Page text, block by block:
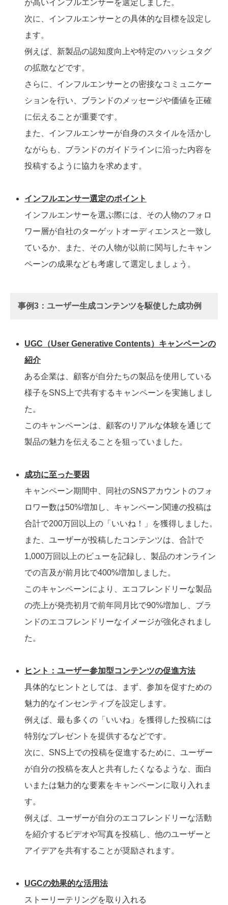
が高いインフルエンサーを選定しました。
次に、インフルエンサーとの具体的な目標を設定し
ます。
例えば、新製品の認知度向上や特定のハッシュタグ
の拡散などです。
さらに、インフルエンサーとの密接なコミュニケー
ションを行い、ブランドのメッセージや価値を正確
に伝えることが重要です。
また、インフルエンサーが自身のスタイルを活かし
ながらも、ブランドのガイドラインに沿った内容を
投稿するように協力を求めます。
インフルエンサー選定のポイント
インフルエンサーを選ぶ際には、その人物のフォロ
ワー層が自社のターゲットオーディエンスと一致し
ているか、また、その人物が以前に関与したキャン
ペーンの成果なども考慮して選定しましょう。
事例3：ユーザー生成コンテンツを駆使した成功例
UGC（User Generative Contents）キャンペーンの
紹介
ある企業は、顧客が自分たちの製品を使用している
様子をSNS上で共有するキャンペーンを実施しまし
た。
このキャンペーンは、顧客のリアルな体験を通じて
製品の魅力を伝えることを狙っていました。
成功に至った要因
キャンペーン期間中、同社のSNSアカウントのフォ
ロワー数は50%増加し、キャンペーン関連の投稿は
合計で200万回以上の「いいね！」を獲得しました。
また、ユーザーが投稿したコンテンツは、合計で
1,000万回以上のビューを記録し、製品のオンライン
での言及が前月比で400%増加しました。
このキャンペーンにより、エコフレンドリーな製品
の売上が発売初月で前年同月比で90%増加し、ブラ
ンドのエコフレンドリーなイメージが強化されまし
た。
ヒント：ユーザー参加型コンテンツの促進方法
具体的なヒントとしては、まず、参加を促すための
魅力的なインセンティブを設定します。
例えば、最も多くの「いいね」を獲得した投稿には
特別なプレゼントを提供するなどです。
次に、SNS上での投稿を促進するために、ユーザー
が自分の投稿を友人と共有したくなるような、面白
いまたは魅力的な要素をキャンペーンに取り入れま
す。
例えば、ユーザーが自分のエコフレンドリーな活動
を紹介するビデオや写真を投稿し、他のユーザーと
アイデアを共有することが奨励されます。
UGCの効果的な活用法
ストーリーテリングを取り入れる